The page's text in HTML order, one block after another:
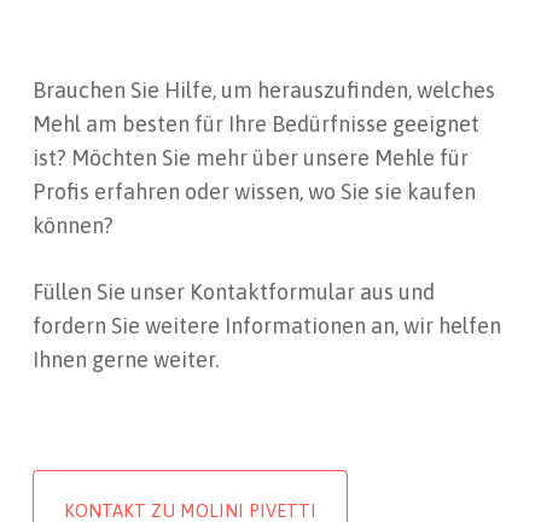
Brauchen Sie Hilfe, um herauszufinden, welches
Mehl am besten für Ihre Bedürfnisse geeignet
ist? Möchten Sie mehr über unsere Mehle für
Profis erfahren oder wissen, wo Sie sie kaufen
können?
Füllen Sie unser Kontaktformular aus und
fordern Sie weitere Informationen an, wir helfen
Ihnen gerne weiter.
KONTAKT ZU MOLINI PIVETTI